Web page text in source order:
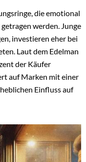
die emotional
werden. Junge
investieren eher bei
Laut dem Edelman
der Käufer
auf Marken mit einer
Einfluss auf